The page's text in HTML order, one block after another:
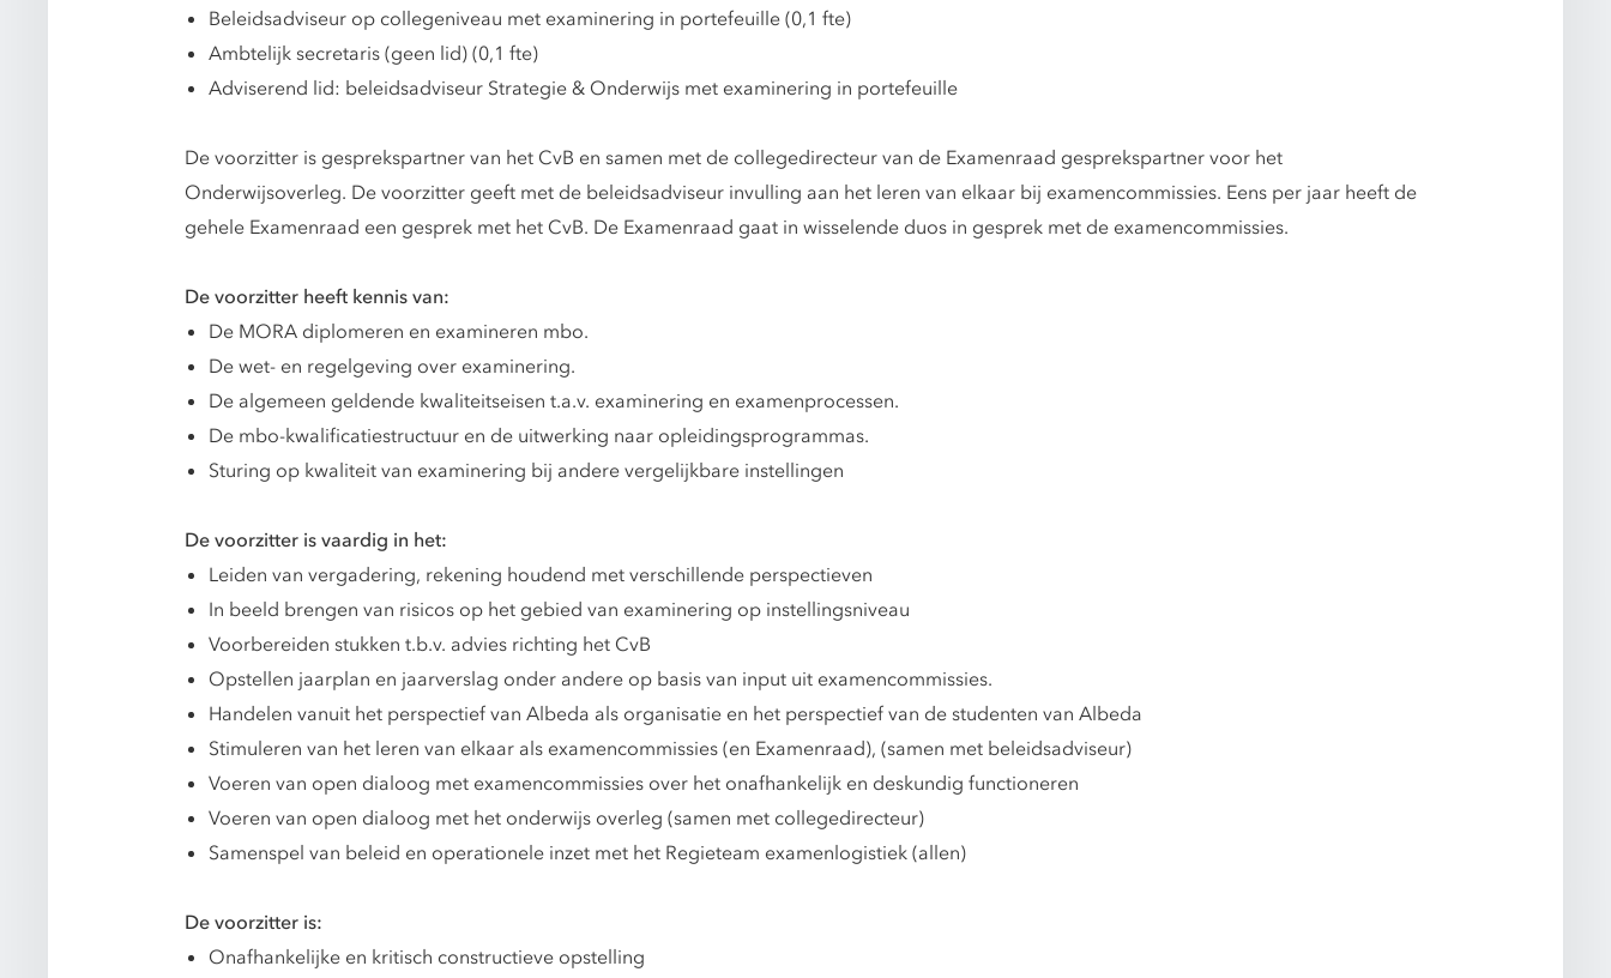
Beleidsadviseur op collegeniveau met examinering in portefeuille (0,1 fte)
Ambtelijk secretaris (geen lid) (0,1 fte)
Adviserend lid: beleidsadviseur Strategie & Onderwijs met examinering in portefeuille
De voorzitter is gesprekspartner van het CvB en samen met de collegedirecteur van de Examenraad gesprekspartner voor het
Onderwijsoverleg. De voorzitter geeft met de beleidsadviseur invulling aan het leren van elkaar bij examencommissies. Eens per jaar heeft de
gehele Examenraad een gesprek met het CvB. De Examenraad gaat in wisselende duos in gesprek met de examencommissies.
De voorzitter heeft kennis van:
De MORA diplomeren en examineren mbo.
De wet- en regelgeving over examinering.
De algemeen geldende kwaliteitseisen t.a.v. examinering en examenprocessen.
De mbo-kwalificatiestructuur en de uitwerking naar opleidingsprogrammas.
Sturing op kwaliteit van examinering bij andere vergelijkbare instellingen
De voorzitter is vaardig in het:
Leiden van vergadering, rekening houdend met verschillende perspectieven
In beeld brengen van risicos op het gebied van examinering op instellingsniveau
Voorbereiden stukken t.b.v. advies richting het CvB
Opstellen jaarplan en jaarverslag onder andere op basis van input uit examencommissies.
Handelen vanuit het perspectief van Albeda als organisatie en het perspectief van de studenten van Albeda
Stimuleren van het leren van elkaar als examencommissies (en Examenraad), (samen met beleidsadviseur)
Voeren van open dialoog met examencommissies over het onafhankelijk en deskundig functioneren
Voeren van open dialoog met het onderwijs overleg (samen met collegedirecteur)
Samenspel van beleid en operationele inzet met het Regieteam examenlogistiek (allen)
De voorzitter is:
Onafhankelijke en kritisch constructieve opstelling